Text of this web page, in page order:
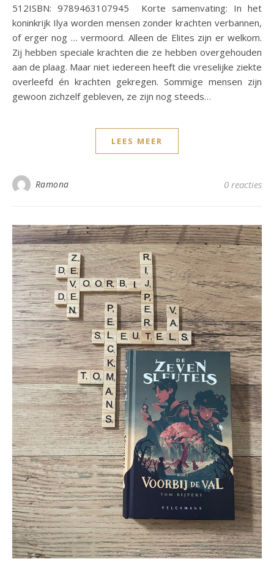
512ISBN: 9789463107945 Korte samenvating: In het
koninkrijk Ilya worden mensen zonder krachten verbannen,
of erger nog … vermoord. Alleen de Elites zijn er welkom.
Zij hebben speciale krachten die ze hebben overgehouden
aan de plaag. Maar niet iedereen heeft die vreselijke ziekte
overleefd én krachten gekregen. Sommige mensen zijn
gewoon zichzelf gebleven, ze zijn nog steeds…
LEES MEER
Ramona 0 reacties